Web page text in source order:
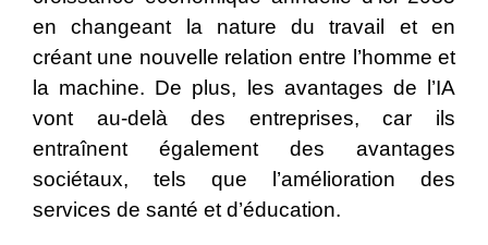
en changeant la nature du travail et en
créant une nouvelle relation entre l’homme et
la machine. De plus, les avantages de l’IA
vont au-delà des entreprises, car ils
entraînent également des avantages
sociétaux, tels que l’amélioration des
services de santé et d’éducation.